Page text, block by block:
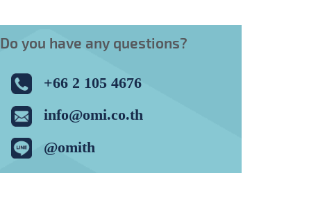
Do you have any questions?
+66 2 105 4676
info@omi.co.th
@omith